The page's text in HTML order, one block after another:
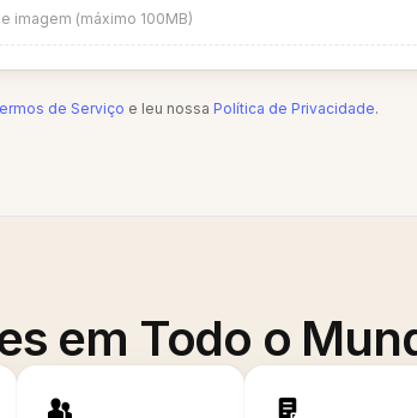
imagem (máximo 100MB)
de Serviço e leu nossa Política de Privacidade.
em Todo o